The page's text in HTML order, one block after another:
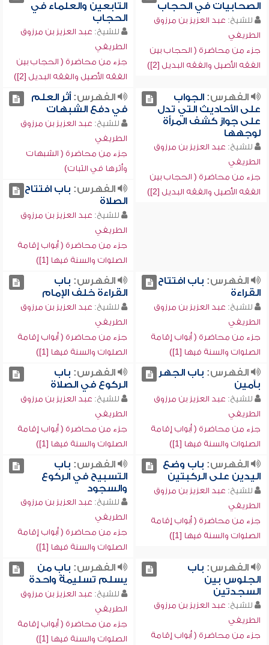
الصحابيات في الحجاب
للشيخ: عبد العزيز بن مرزوق
الطريفي
جزء من محاضرة ( الحجاب بين
الفقه الأصيل والفقه البديل [2])
التابعين والعلماء في
الحجاب
للشيخ: عبد العزيز بن مرزوق
الطريفي
جزء من محاضرة ( الحجاب بين
الفقه الأصيل والفقه البديل [2])
الفهرس:الجواب
على الأحاديث التي تدل
على جواز كشف المرأة
لوجهها
للشيخ: عبد العزيز بن مرزوق
الطريفي
جزء من محاضرة ( الحجاب بين
الفقه الأصيل والفقه البديل [2])
الفهرس:أثر العلم
في دفع الشبهات
للشيخ: عبد العزيز بن مرزوق
الطريفي
جزء من محاضرة ( الشبهات
وأثرها في الثبات)
الفهرس: باب افتتاح
الصلاة
للشيخ: عبد العزيز بن مرزوق
الطريفي
جزء من محاضرة ( أبواب إقامة
الصلوات والسنة فيها [1])
الفهرس: باب افتتاح
القراءة
للشيخ: عبد العزيز بن مرزوق
الطريفي
جزء من محاضرة ( أبواب إقامة
الصلوات والسنة فيها [1])
الفهرس: باب
القراءة خلف الإمام
للشيخ: عبد العزيز بن مرزوق
الطريفي
جزء من محاضرة ( أبواب إقامة
الصلوات والسنة فيها [1])
الفهرس: باب الجهر
بآمين
للشيخ: عبد العزيز بن مرزوق
الطريفي
جزء من محاضرة ( أبواب إقامة
الصلوات والسنة فيها [1])
الفهرس: باب
الركوع في الصلاة
للشيخ: عبد العزيز بن مرزوق
الطريفي
جزء من محاضرة ( أبواب إقامة
الصلوات والسنة فيها [1])
الفهرس: باب وضع
اليدين على الركبتين
للشيخ: عبد العزيز بن مرزوق
الطريفي
جزء من محاضرة ( أبواب إقامة
الصلوات والسنة فيها [1])
الفهرس: باب
التسبيح في الركوع
والسجود
للشيخ: عبد العزيز بن مرزوق
الطريفي
جزء من محاضرة ( أبواب إقامة
الصلوات والسنة فيها [1])
الفهرس: باب
الجلوس بين
السجدتين
للشيخ: عبد العزيز بن مرزوق
الطريفي
جزء من محاضرة ( أبواب إقامة
الفهرس: باب من
يسلم تسليمةً واحدة
للشيخ: عبد العزيز بن مرزوق
الطريفي
جزء من محاضرة ( أبواب إقامة
الصلوات والسنة فيها [1])